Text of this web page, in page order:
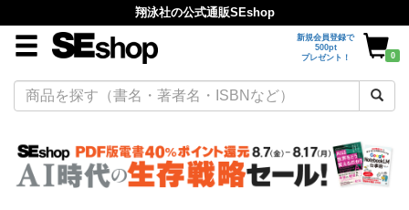
翔泳社の公式通販SEshop
新規会員登録で
500pt
プレゼント！
0